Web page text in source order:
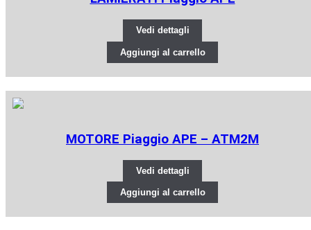
Vedi dettagli
Aggiungi al carrello
MOTORE Piaggio APE – ATM2M
Vedi dettagli
Aggiungi al carrello